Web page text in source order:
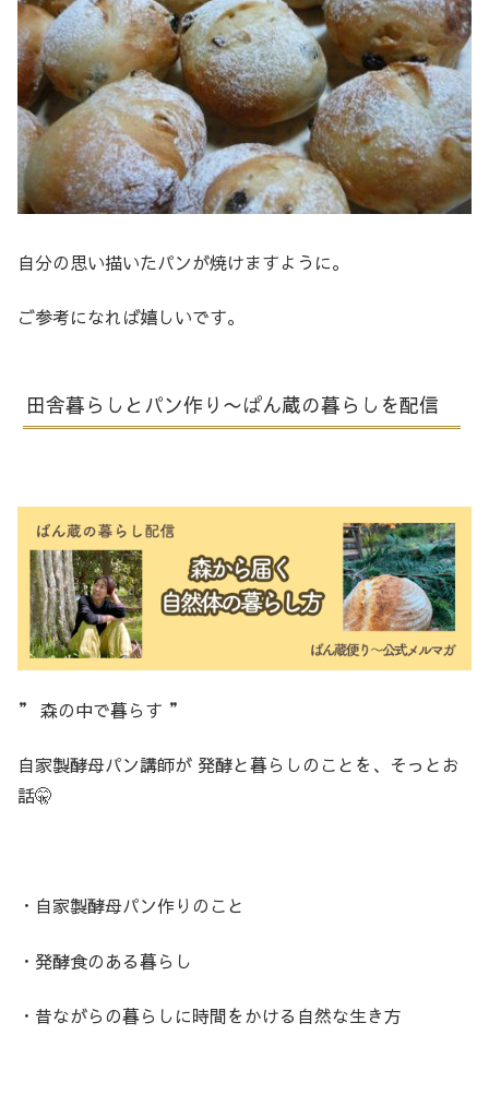
自分の思い描いたパンが焼けますように。
ご参考になれば嬉しいです。
田舎暮らしとパン作り〜ぱん蔵の暮らしを配信
” 森の中で暮らす ”
自家製酵母パン講師が 発酵と暮らしのことを、そっとお
話🤫
・自家製酵母パン作りのこと
・発酵食のある暮らし
・昔ながらの暮らしに時間をかける自然な生き方